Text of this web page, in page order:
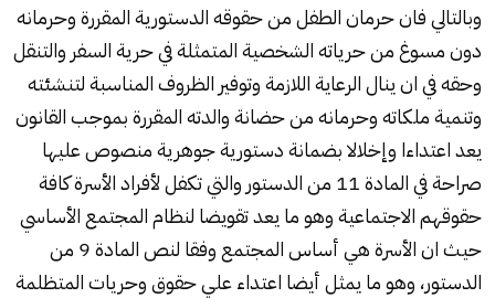
وبالتالي فان حرمان الطفل من حقوقه الدستورية المقررة وحرمانه
دون مسوغ من حرياته الشخصية المتمثلة في حرية السفر والتنقل
وحقه في ان ينال الرعاية اللازمة وتوفير الظروف المناسبة لتنشئته
وتنمية ملكاته وحرمانه من حضانة والدته المقررة بموجب القانون
يعد اعتداءا وإخلالا بضمانة دستورية جوهرية منصوص عليها
صراحة في المادة 11 من الدستور والتي تكفل لأفراد الأسرة كافة
حقوقهم الاجتماعية وهو ما يعد تقويضا لنظام المجتمع الأساسي
حيث ان الأسرة هي أساس المجتمع وفقا لنص المادة 9 من
الدستور، وهو ما يمثل أيضا اعتداء علي حقوق وحريات المتظلمة